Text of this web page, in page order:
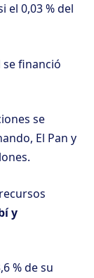
el 0,03 % del
se financió
se
El Pan y
y
% de su